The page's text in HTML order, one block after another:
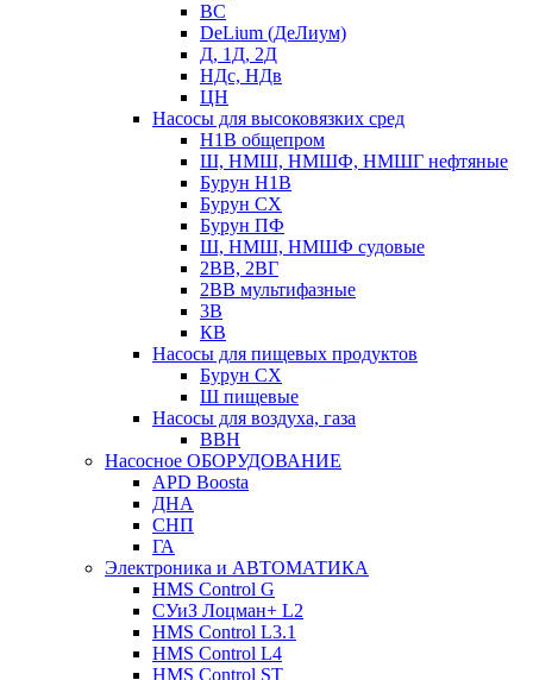
ВС
DeLium (ДеЛиум)
Д, 1Д, 2Д
НДс, НДв
ЦН
Насосы для высоковязких сред
Н1В общепром
Ш, НМШ, НМШФ, НМШГ нефтяные
Бурун Н1В
Бурун СХ
Бурун ПФ
Ш, НМШ, НМШФ судовые
2ВВ, 2ВГ
2ВВ мультифазные
3В
КВ
Насосы для пищевых продуктов
Бурун СХ
Ш пищевые
Насосы для воздуха, газа
ВВН
Насосное ОБОРУДОВАНИЕ
APD Boosta
ДНА
СНП
ГА
Электроника и АВТОМАТИКА
HMS Control G
СУиЗ Лоцман+ L2
HMS Control L3.1
HMS Control L4
HMS Control ST